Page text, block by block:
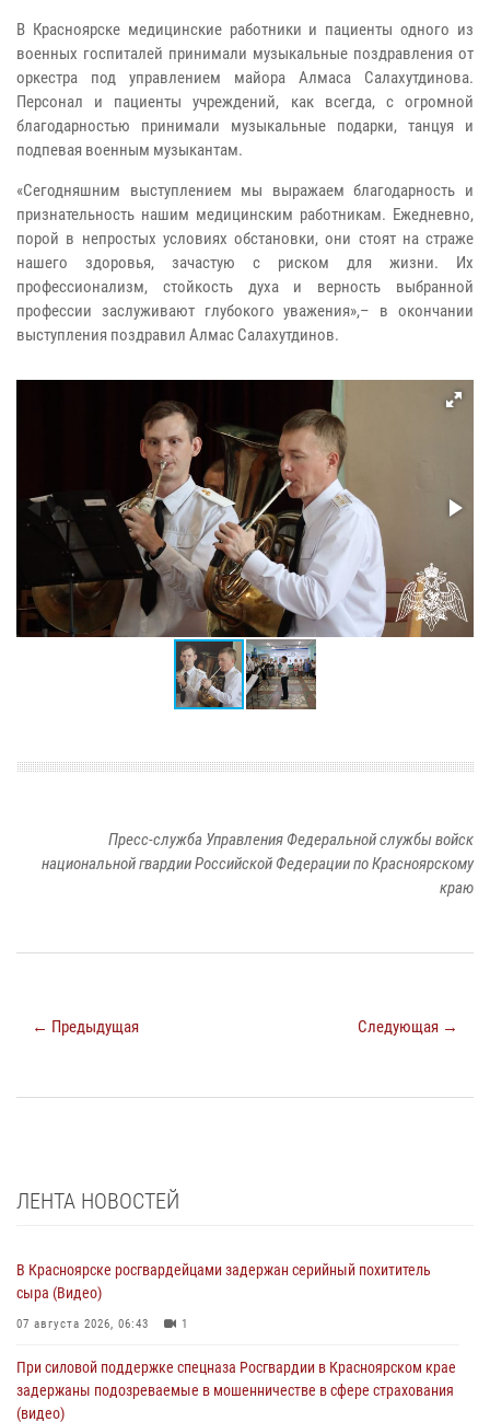
В Красноярске медицинские работники и пациенты одного из
военных госпиталей принимали музыкальные поздравления от
оркестра под управлением майора Алмаса Салахутдинова.
Персонал и пациенты учреждений, как всегда, с огромной
благодарностью принимали музыкальные подарки, танцуя и
подпевая военным музыкантам.
«Сегодняшним выступлением мы выражаем благодарность и
признательность нашим медицинским работникам. Ежедневно,
порой в непростых условиях обстановки, они стоят на страже
нашего здоровья, зачастую с риском для жизни. Их
профессионализм, стойкость духа и верность выбранной
профессии заслуживают глубокого уважения»,– в окончании
выступления поздравил Алмас Салахутдинов.
Пресс-служба Управления Федеральной службы войск
национальной гвардии Российской Федерации по Красноярскому
краю
← Предыдущая Следующая →
ЛЕНТА НОВОСТЕЙ
В Красноярске росгвардейцами задержан серийный похититель
сыра (Видео)
07 августа 2026, 06:43 1
При силовой поддержке спецназа Росгвардии в Красноярском крае
задержаны подозреваемые в мошенничестве в сфере страхования
(видео)